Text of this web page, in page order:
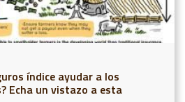
índice ayudar a los
Echa un vistazo a esta